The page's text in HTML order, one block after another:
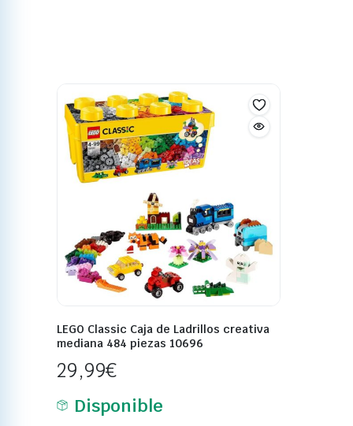
LEGO Classic Caja de Ladrillos creativa
mediana 484 piezas 10696
29,99€
Disponible